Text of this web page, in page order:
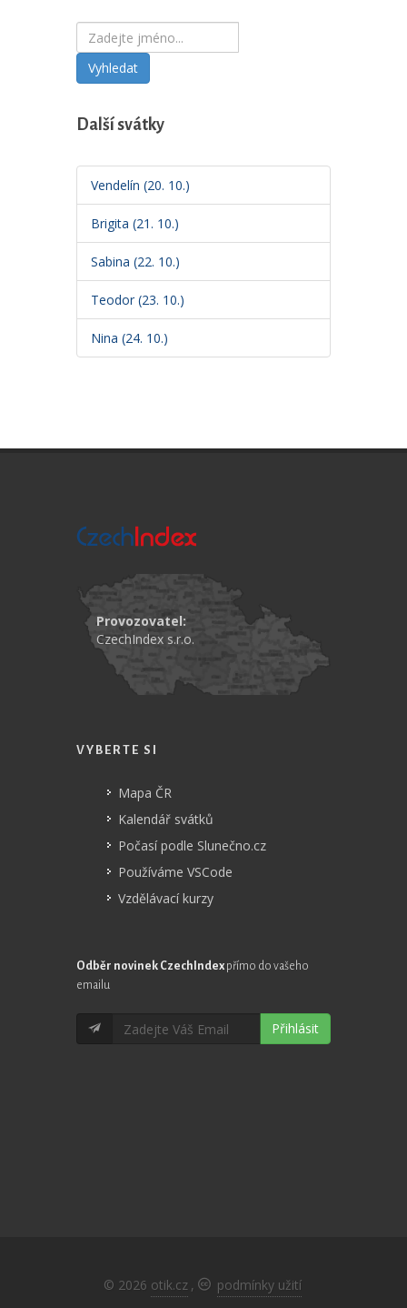
Vyhledat
Další svátky
Vendelín (20. 10.)
Brigita (21. 10.)
Sabina (22. 10.)
Teodor (23. 10.)
Nina (24. 10.)
Provozovatel:
CzechIndex s.r.o.
VYBERTE SI
Mapa ČR
Kalendář svátků
Počasí podle Slunečno.cz
Používáme VSCode
Vzdělávací kurzy
Odběr novinek CzechIndex přímo do vašeho
emailu
Přihlásit
© 2026 otik.cz , podmínky užití